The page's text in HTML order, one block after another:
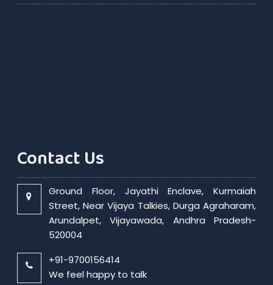
Contact Us
Ground Floor, Jayathi Enclave, Kurmaiah
Street, Near Vijaya Talkies, Durga Agraharam,
Arundalpet, Vijayawada, Andhra Pradesh-
520004
+91-9700156414
We feel happy to talk